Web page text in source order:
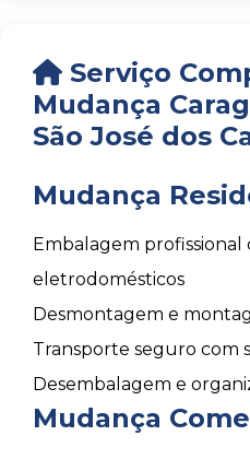
Serviço
Mudança
São José dos
Mudança
Embalagem profissional
eletrodomésticos
Desmontagem e
Transporte seguro com
Desembalagem e
Mudança